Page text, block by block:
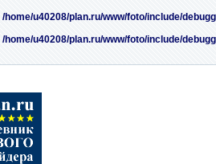
/home/u40208/plan.ru/www/foto/include/
/home/u40208/plan.ru/www/foto/include/